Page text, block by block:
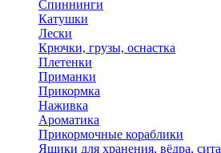
Спиннинги
Катушки
Лески
Крючки, грузы, оснастка
Плетенки
Приманки
Прикормка
Наживка
Ароматика
Прикормочные кораблики
Ящики для хранения, вёдра, сита